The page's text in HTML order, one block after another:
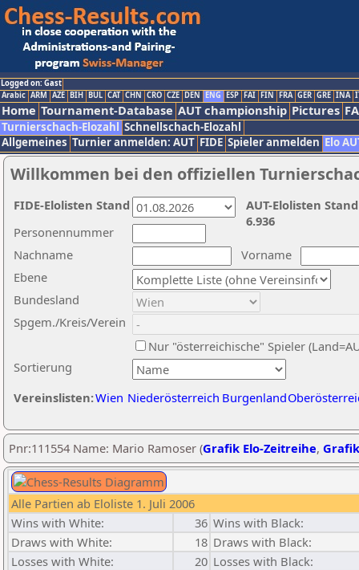
Logged on: Gast
Arabic ARM AZE BIH BUL CAT CHN CRO CZE DEN ENG ESP FAI FIN FRA GER GRE INA
Home Tournament-Database AUT championship Pictures
Turnierschach-Elozahl Schnellschach-Elozahl
Allgemeines Turnier anmelden: AUT FIDE Spieler anmelden Elo
Willkommen bei den offiziellen
Nachname
Vorname
Ebene
Sortierung
Personennummer
Bundesland
Spgem./Kreis/Verein
Nur "österreichische" Spieler
Vereinslisten:Wien Niederösterreich Burgenland
AUT-Elolisten
6.936
FIDE-Elolisten Stand
Pnr:111554 Name: Mario Ramoser (Grafik Elo-Zeitreihe,
Alle Partien ab Eloliste 1. Juli 2006
Wins with White:
36 Wins with Black:
Draws with White:
18 Draws with Black:
Losses with White:
20 Losses with Black: